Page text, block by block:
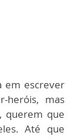
em escrever
heróis, mas
querem que
Até que